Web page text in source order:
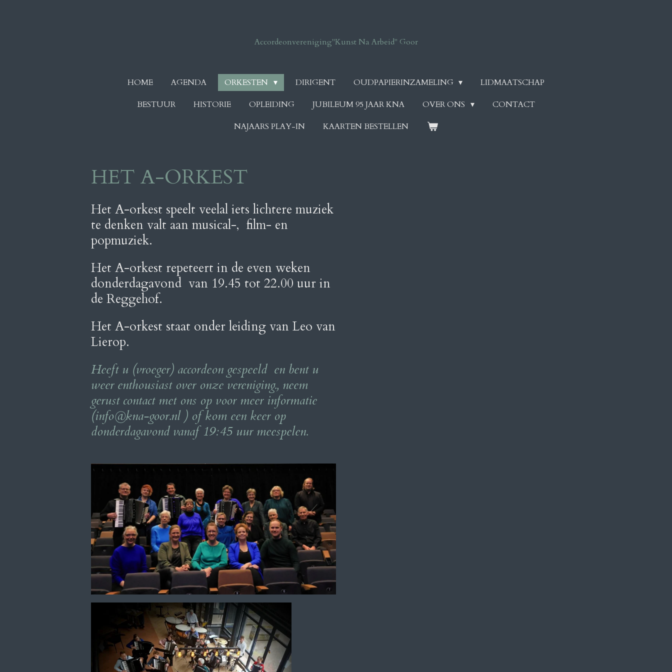
Accordeonvereniging"Kunst Na Arbeid" Goor
HOME AGENDA ORKESTEN DIRIGENT OUDPAPIERINZAMELING
LIDMAATSCHAP
BESTUUR
HISTORIE OPLEIDING JUBILEUM 95 JAAR KNA OVER ONS
CONTACT
NAJAARS PLAY-IN
KAARTEN BESTELLEN
HET A-ORKEST
Het A-orkest speelt veelal iets lichtere muziek
te denken valt aan musical-, film- en
popmuziek.
Het A-orkest repeteert in de even weken
donderdagavond van 19.45 tot 22.00 uur in
de Reggehof.
Het A-orkest staat onder leiding van Leo van
Lierop.
Heeft u (vroeger) accordeon gespeeld en bent u
weer enthousiast over onze vereniging., neem
gerust contact met ons op voor meer informatie
(info@kna-goor.nl ) of kom een keer op
donderdagavond vanaf 19:45 uur meespelen.